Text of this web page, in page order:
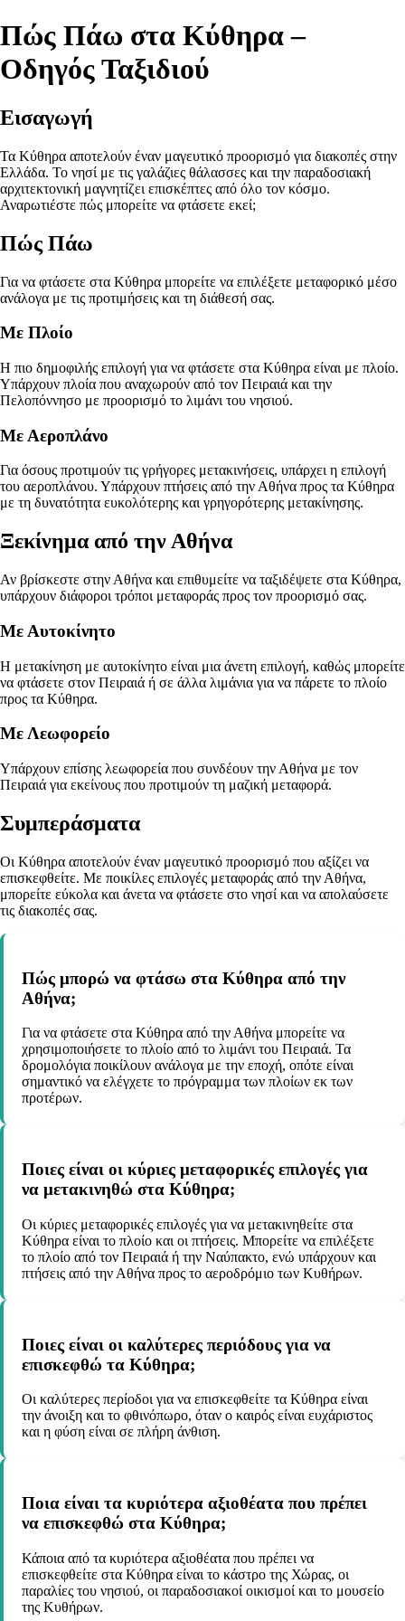
Πώς Πάω στα Κύθηρα –
Οδηγός Ταξιδιού
Εισαγωγή
Τα Κύθηρα αποτελούν έναν μαγευτικό προορισμό για διακοπές στην
Ελλάδα. Το νησί με τις γαλάζιες θάλασσες και την παραδοσιακή
αρχιτεκτονική μαγνητίζει επισκέπτες από όλο τον κόσμο.
Αναρωτιέστε πώς μπορείτε να φτάσετε εκεί;
Πώς Πάω
Για να φτάσετε στα Κύθηρα μπορείτε να επιλέξετε μεταφορικό μέσο
ανάλογα με τις προτιμήσεις και τη διάθεσή σας.
Με Πλοίο
Η πιο δημοφιλής επιλογή για να φτάσετε στα Κύθηρα είναι με πλοίο.
Υπάρχουν πλοία που αναχωρούν από τον Πειραιά και την
Πελοπόννησο με προορισμό το λιμάνι του νησιού.
Με Αεροπλάνο
Για όσους προτιμούν τις γρήγορες μετακινήσεις, υπάρχει η επιλογή
του αεροπλάνου. Υπάρχουν πτήσεις από την Αθήνα προς τα Κύθηρα
με τη δυνατότητα ευκολότερης και γρηγορότερης μετακίνησης.
Ξεκίνημα από την Αθήνα
Αν βρίσκεστε στην Αθήνα και επιθυμείτε να ταξιδέψετε στα Κύθηρα,
υπάρχουν διάφοροι τρόποι μεταφοράς προς τον προορισμό σας.
Με Αυτοκίνητο
Η μετακίνηση με αυτοκίνητο είναι μια άνετη επιλογή, καθώς μπορείτε
να φτάσετε στον Πειραιά ή σε άλλα λιμάνια για να πάρετε το πλοίο
προς τα Κύθηρα.
Με Λεωφορείο
Υπάρχουν επίσης λεωφορεία που συνδέουν την Αθήνα με τον
Πειραιά για εκείνους που προτιμούν τη μαζική μεταφορά.
Συμπεράσματα
Οι Κύθηρα αποτελούν έναν μαγευτικό προορισμό που αξίζει να
επισκεφθείτε. Με ποικίλες επιλογές μεταφοράς από την Αθήνα,
μπορείτε εύκολα και άνετα να φτάσετε στο νησί και να απολαύσετε
τις διακοπές σας.
Πώς μπορώ να φτάσω στα Κύθηρα από την
Αθήνα;
Για να φτάσετε στα Κύθηρα από την Αθήνα μπορείτε να
χρησιμοποιήσετε το πλοίο από το λιμάνι του Πειραιά. Τα
δρομολόγια ποικίλουν ανάλογα με την εποχή, οπότε είναι
σημαντικό να ελέγχετε το πρόγραμμα των πλοίων εκ των
προτέρων.
Ποιες είναι οι κύριες μεταφορικές επιλογές για
να μετακινηθώ στα Κύθηρα;
Οι κύριες μεταφορικές επιλογές για να μετακινηθείτε στα
Κύθηρα είναι το πλοίο και οι πτήσεις. Μπορείτε να επιλέξετε
το πλοίο από τον Πειραιά ή την Ναύπακτο, ενώ υπάρχουν και
πτήσεις από την Αθήνα προς το αεροδρόμιο των Κυθήρων.
Ποιες είναι οι καλύτερες περιόδους για να
επισκεφθώ τα Κύθηρα;
Οι καλύτερες περίοδοι για να επισκεφθείτε τα Κύθηρα είναι
την άνοιξη και το φθινόπωρο, όταν ο καιρός είναι ευχάριστος
και η φύση είναι σε πλήρη άνθιση.
Ποια είναι τα κυριότερα αξιοθέατα που πρέπει
να επισκεφθώ στα Κύθηρα;
Κάποια από τα κυριότερα αξιοθέατα που πρέπει να
επισκεφθείτε στα Κύθηρα είναι το κάστρο της Χώρας, οι
παραλίες του νησιού, οι παραδοσιακοί οικισμοί και το μουσείο
της Κυθήρων.